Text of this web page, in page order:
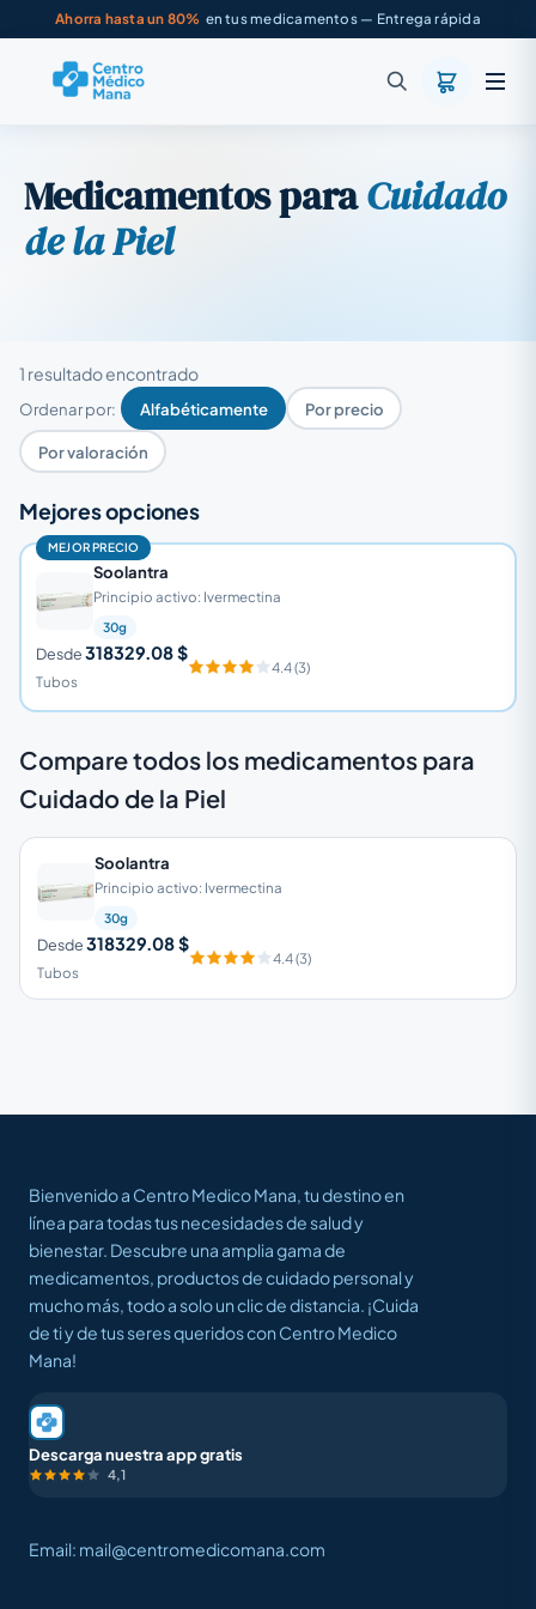
Ahorra hasta un 80% en tus medicamentos — Entrega rápida
Medicamentos paraCuidado
de la Piel
1 resultado encontrado
Ordenar por: Alfabéticamente Por precio
Por valoración
Mejores opciones
MEJOR PRECIO
Soolantra
Principio activo: Ivermectina
30g
Desde318329.08 $
Tubos
4.4 (3)
Compare todos los medicamentos para
Cuidado de la Piel
Soolantra
Principio activo: Ivermectina
30g
Desde318329.08 $
Tubos
4.4 (3)
Bienvenido a Centro Medico Mana, tu destino en
línea para todas tus necesidades de salud y
bienestar. Descubre una amplia gama de
medicamentos, productos de cuidado personal y
mucho más, todo a solo un clic de distancia. ¡Cuida
de ti y de tus seres queridos con Centro Medico
Mana!
Descarga nuestra app gratis
4,1
Email: mail@centromedicomana.com